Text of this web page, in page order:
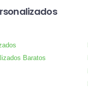
Baratos